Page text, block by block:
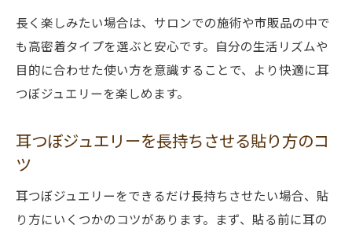
長く楽しみたい場合は、サロンでの施術や市販品の中で
も高密着タイプを選ぶと安心です。自分の生活リズムや
目的に合わせた使い方を意識することで、より快適に耳
つぼジュエリーを楽しめます。
耳つぼジュエリーを長持ちさせる貼り方のコ
ツ
耳つぼジュエリーをできるだけ長持ちさせたい場合、貼
り方にいくつかのコツがあります。まず、貼る前に耳の